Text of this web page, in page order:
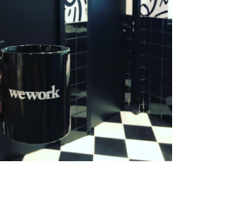
WEWORK
Branding Tertiaire